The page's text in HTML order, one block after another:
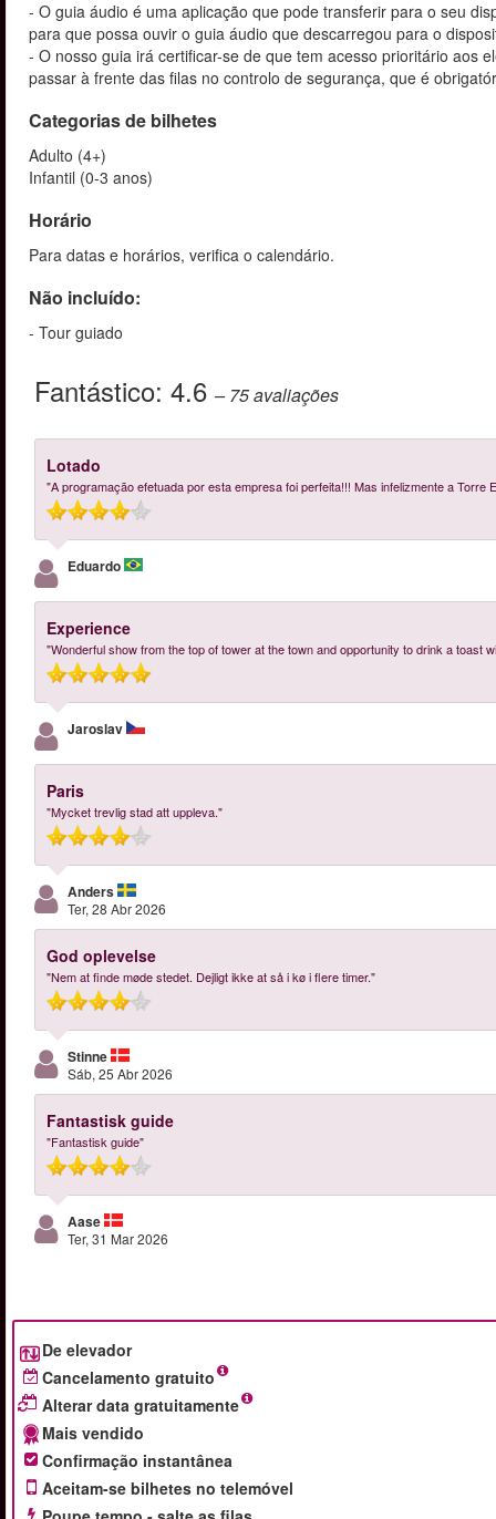
- O guia áudio é uma aplicação que pode transferir para o seu
para que possa ouvir o guia áudio que descarregou para o
- O nosso guia irá certificar-se de que tem acesso prioritário aos
passar à frente das filas no controlo de segurança, que é
Categorias de bilhetes
Adulto (4+)
Infantil (0-3 anos)
Horário
Para datas e horários, verifica o calendário.
Não incluído:
- Tour guiado
Fantástico: 4.6 – 75avaliações
Lotado
"A programação efetuada por esta empresa foi perfeita!!! Mas infelizmente a
Eduardo
Experience
"Wonderful show from the top of tower at the town and opportunity to drink a toast
Jaroslav
Paris
"Mycket trevlig stad att uppleva."
Anders
Ter, 28 Abr 2026
God oplevelse
"Nem at finde møde stedet. Dejligt ikke at så i kø i flere timer."
Stinne
Sáb, 25 Abr 2026
Fantastisk guide
"Fantastisk guide"
Aase
Ter, 31 Mar 2026
De elevador
Cancelamento gratuito
Alterar data gratuitamente
Mais vendido
Confirmação instantânea
Aceitam-se bilhetes no telemóvel